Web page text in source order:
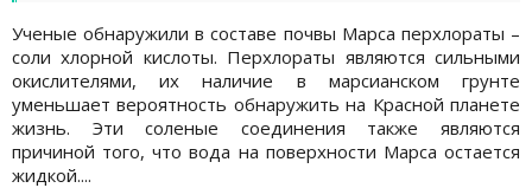
Ученые обнаружили в составе почвы Марса перхлораты –
соли хлорной кислоты. Перхлораты являются сильными
окислителями, их наличие в марсианском грунте
уменьшает вероятность обнаружить на Красной планете
жизнь. Эти соленые соединения также являются
причиной того, что вода на поверхности Марса остается
жидкой....